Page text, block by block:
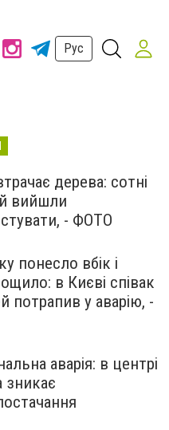
Рус
дерева: сотні
вийшли
- ФОТО
понесло вбік і
в Києві співак
потрапив у аварію, -
аварія: в центрі
зникає